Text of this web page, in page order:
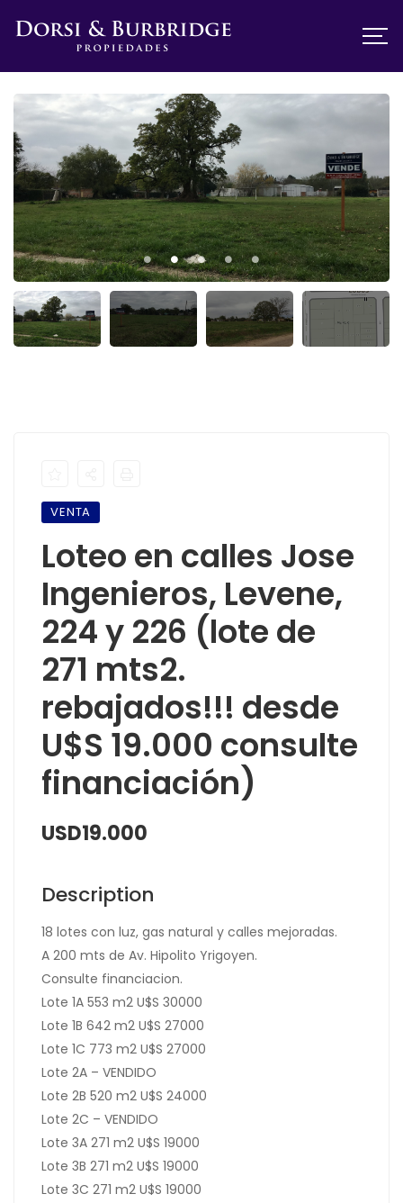
VENTA
Loteo en calles Jose
Ingenieros, Levene,
224 y 226 (lote de
271 mts2.
rebajados!!! desde
U$S 19.000 consulte
financiación)
USD19.000
Description
18 lotes con luz, gas natural y calles mejoradas.
A 200 mts de Av. Hipolito Yrigoyen.
Consulte financiacion.
Lote 1A 553 m2 U$S 30000
Lote 1B 642 m2 U$S 27000
Lote 1C 773 m2 U$S 27000
Lote 2A – VENDIDO
Lote 2B 520 m2 U$S 24000
Lote 2C – VENDIDO
Lote 3A 271 m2 U$S 19000
Lote 3B 271 m2 U$S 19000
Lote 3C 271 m2 U$S 19000